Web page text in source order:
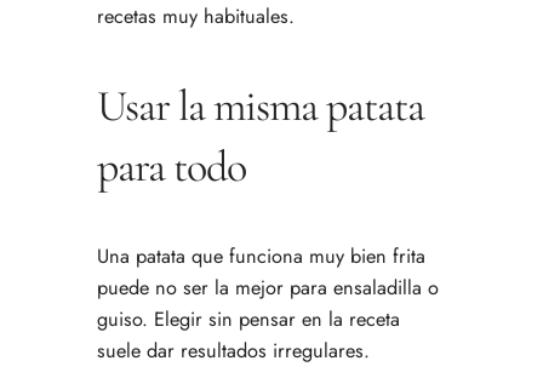
recetas muy habituales.
Usar la misma patata
para todo
Una patata que funciona muy bien frita
puede no ser la mejor para ensaladilla o
guiso. Elegir sin pensar en la receta
suele dar resultados irregulares.